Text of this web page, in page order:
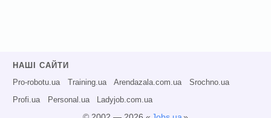
НАШІ САЙТИ
Pro-robotu.ua Training.ua Arendazala.com.ua Srochno.ua
Profi.ua Personal.ua Ladyjob.com.ua